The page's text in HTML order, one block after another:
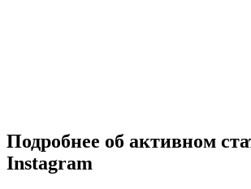
Подробнее об активном
Instagram